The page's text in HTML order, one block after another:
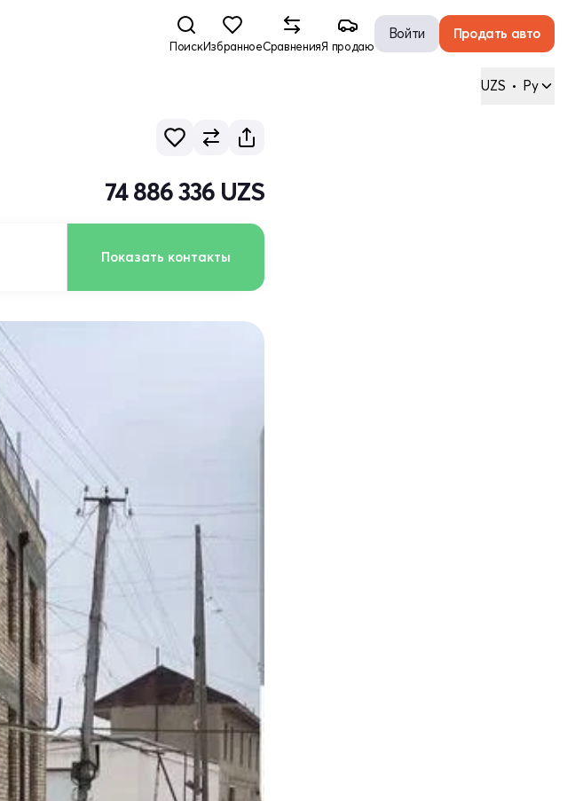
ПоискИзбранноеСравненияЯ продаю
Войти Продать авто
UZS • Ру
74 886 336 UZS
Показать контакты